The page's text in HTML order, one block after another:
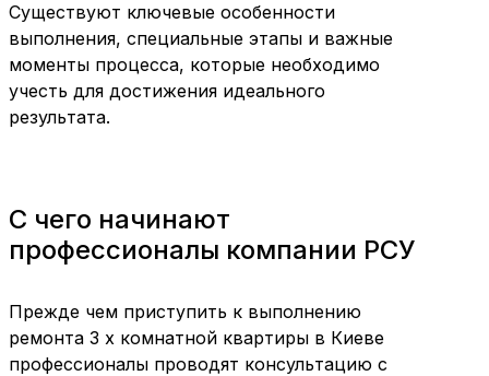
Существуют ключевые особенности
выполнения, специальные этапы и важные
моменты процесса, которые необходимо
учесть для достижения идеального
результата.
С чего начинают
профессионалы компании РСУ
Прежде чем приступить к выполнению
ремонта 3 х комнатной квартиры в Киеве
профессионалы проводят консультацию с